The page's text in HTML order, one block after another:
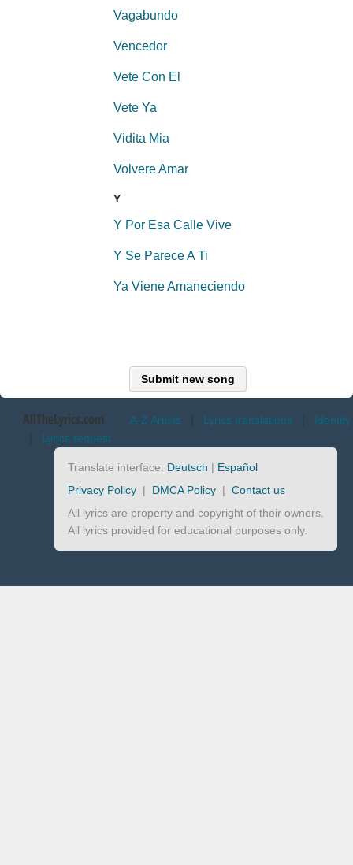
Vagabundo
Vencedor
Vete Con El
Vete Ya
Vidita Mia
Volvere Amar
Y
Y Por Esa Calle Vive
Y Se Parece A Ti
Ya Viene Amaneciendo
Submit new song
AllTheLyrics.com A-Z Artists | Lyrics translations | Identify
| Lyrics request
Translate interface: Deutsch | Español
Privacy Policy | DMCA Policy | Contact us
All lyrics are property and copyright of their owners.
All lyrics provided for educational purposes only.